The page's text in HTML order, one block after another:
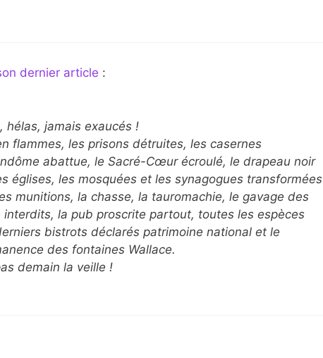
dernier article :
hélas, jamais exaucés !
flammes, les prisons détruites, les casernes
abattue, le Sacré-Cœur écroulé, le drapeau noir
églises, les mosquées et les synagogues transformées
munitions, la chasse, la tauromachie, le gavage des
interdits, la pub proscrite partout, toutes les espèces
bistrots déclarés patrimoine national et le
des fontaines Wallace.
demain la veille !